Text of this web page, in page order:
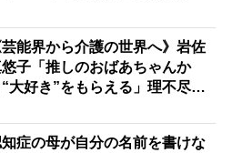
ら自分らしくいられる」
芸能界から介護の世界へ》岩佐
子「推しのおばあちゃんか
“大好き”をもらえる」理不尽さ
「愛おしい」
症の母が自分の名前を書けな